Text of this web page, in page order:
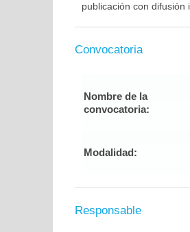
publicación con
Convocatoria
Nombre de la
convocatoria:
Modalidad:
Responsable